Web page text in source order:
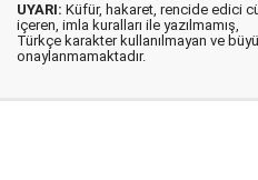
UYARI: Küfür, hakaret, rencide edici
içeren, imla kuralları ile yazılmamış,
Türkçe karakter kullanılmayan ve
onaylanmamaktadır.